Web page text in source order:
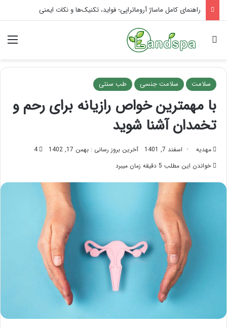
تاثیر ماساژ بر افسردگی؛ با ماساژ درمانی افسردگی را درمان کنید!
جستجو برای
سلامت سلامت جنسی طب سنتی
با مهمترین خواص رازیانه برای رحم و
تخمدان آشنا شوید
مهدیه اسفند 7, 1401 آخرین بروز رسانی : بهمن 17, 1402
4
خواندن این مطلب 5 دقیقه زمان میبرد